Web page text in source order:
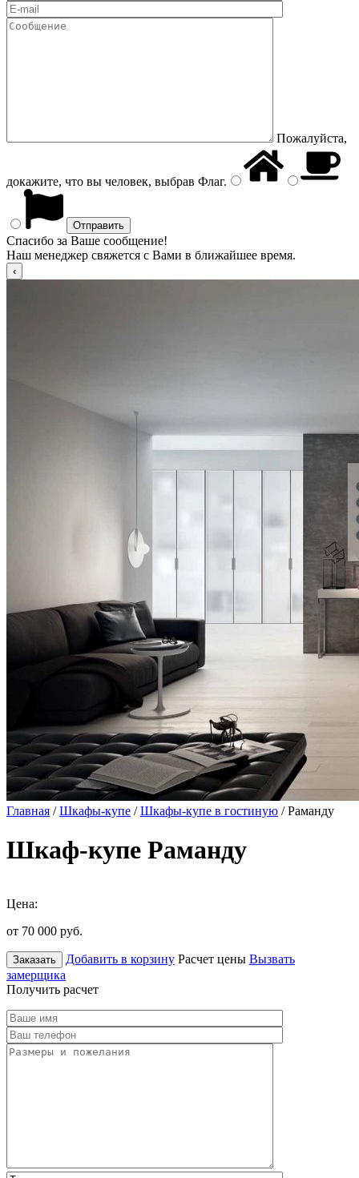
Пожалуйста,
докажите, что вы человек, выбрав Флаг.
Спасибо за Ваше сообщение!
Наш менеджер свяжется с Вами в ближайшее время.
Главная /Шкафы-купе /Шкафы-купе в гостиную / Раманду
Шкаф-купе Раманду
Цена:
от 70 000 руб.
Заказать Добавить в корзину Расчет цены Вызвать
замерщика
Получить расчет